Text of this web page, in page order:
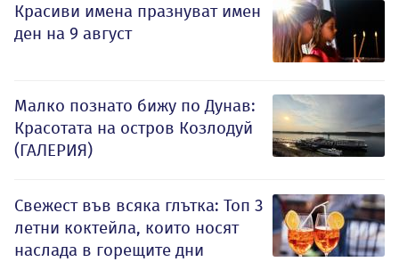
Красиви имена празнуват имен
ден на 9 август
Малко познато бижу по Дунав:
Красотата на остров Козлодуй
(ГАЛЕРИЯ)
Свежест във всяка глътка: Топ 3
летни коктейла, които носят
наслада в горещите дни